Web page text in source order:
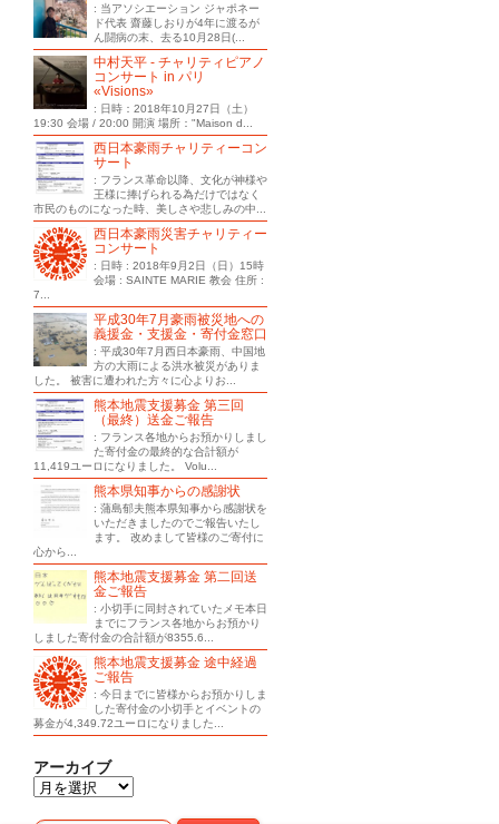
: 当アソシエーション ジャポネー
ド代表 齋藤しおりが4年に渡るが
ん闘病の末、去る10月28日(...
中村天平 - チャリティピアノ
コンサート in パリ
«Visions»
: 日時：2018年10月27日（土）
19:30 会場 / 20:00 開演 場所："Maison d...
西日本豪雨チャリティーコン
サート
: フランス革命以降、文化が神様や
王様に捧げられる為だけではなく
市民のものになった時、美しさや悲しみの中...
西日本豪雨災害チャリティー
コンサート
: 日時 : 2018年9月2日（日）15時
会場 : SAINTE MARIE 教会 住所 :
7...
平成30年7月豪雨被災地への
義援金・支援金・寄付金窓口
: 平成30年7月西日本豪雨、中国地
方の大雨による洪水被災がありま
した。 被害に遭われた方々に心よりお...
熊本地震支援募金 第三回
（最終）送金ご報告
: フランス各地からお預かりしまし
た寄付金の最終的な合計額が
11,419ユーロになりました。 Volu...
熊本県知事からの感謝状
: 蒲島郁夫熊本県知事から感謝状を
いただきましたのでご報告いたし
ます。 改めまして皆様のご寄付に
心から...
熊本地震支援募金 第二回送
金ご報告
: 小切手に同封されていたメモ本日
までにフランス各地からお預かり
しました寄付金の合計額が8355.6...
熊本地震支援募金 途中経過
ご報告
: 今日までに皆様からお預かりしま
した寄付金の小切手とイベントの
募金が4,349.72ユーロになりました...
アーカイブ